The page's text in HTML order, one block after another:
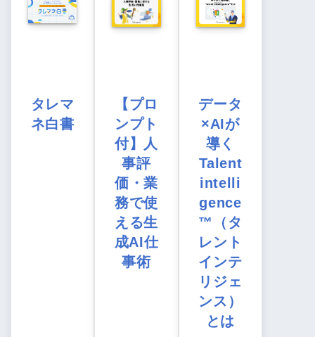
タレマ
ネ白書
【プロ
ンプト
付】人
事評
価・業
務で使
える生
成AI仕
事術
データ
×AIが
導く
Talent
intelli
gence
™（タ
レント
インテ
リジェ
ンス）
とは